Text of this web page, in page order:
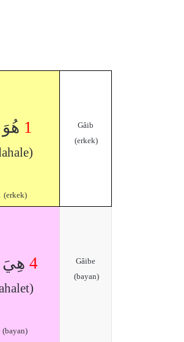
1
(erkek)
Gâib
(erkek)
هِيَ 4
(bayan)
Gâibe
(bayan)